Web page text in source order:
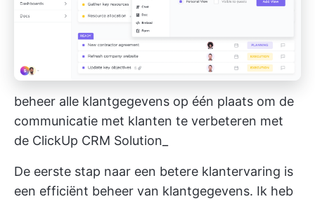
beheer alle klantgegevens op één plaats om de
communicatie met klanten te verbeteren met
de ClickUp CRM Solution_
De eerste stap naar een betere klantervaring is
een efficiënt beheer van klantgegevens. Ik heb